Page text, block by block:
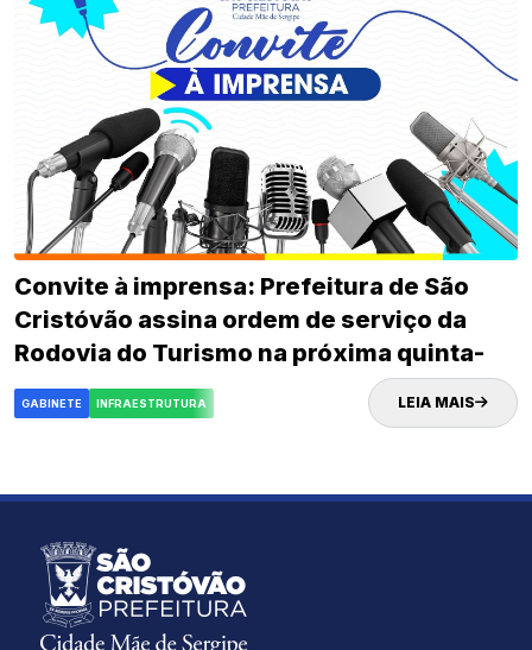
Convite à imprensa: Prefeitura de São
Cristóvão assina ordem de serviço da
Rodovia do Turismo na próxima quinta-
feira (02)
GABINETE INFRAESTRUTURA LEIA MAIS